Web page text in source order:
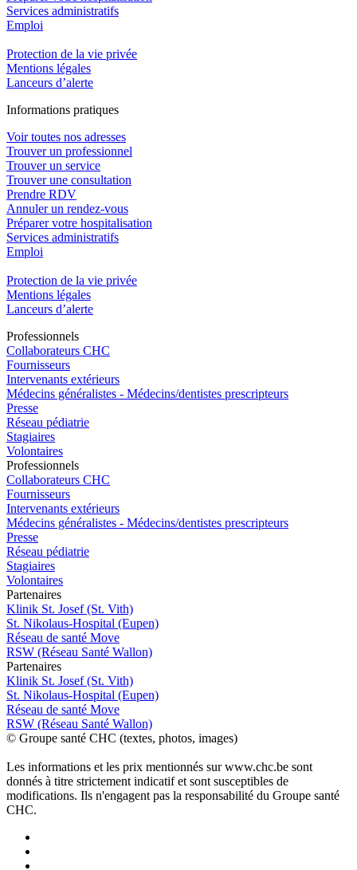
Services administratifs
Emploi​
Protection de la vie privée
Mentions légales
Lanceurs d’alerte
Informations pratiques
Voir toutes nos adresses
Trouver un professionnel
Trouver un service
Trouver une consultation
Prendre RDV
Annuler un rendez-vous
Préparer votre hospitalisation
Services administratifs
Emploi​
Protection de la vie privée
Mentions légales
Lanceurs d’alerte
Professionnels
Collaborateurs CHC
Fournisseurs
Intervenants extérieurs
Médecins généralistes - Médecins/dentistes prescripteurs
Presse
Réseau pédiatrie
Stagiaires
Volontaires
Professionnels
Collaborateurs CHC
Fournisseurs
Intervenants extérieurs
Médecins généralistes - Médecins/dentistes prescripteurs
Presse
Réseau pédiatrie
Stagiaires
Volontaires
Partenaires
Klinik St. Josef (St. Vith)
St. Nikolaus-Hospital (Eupen)
Réseau de santé Move
RSW (Réseau Santé Wallon)
Partenaires
Klinik St. Josef (St. Vith)
St. Nikolaus-Hospital (Eupen)
Réseau de santé Move
RSW (Réseau Santé Wallon)
© Groupe santé CHC (textes, photos, images)
Les informations et les prix mentionnés sur www.chc.be sont
donnés à titre strictement indicatif et sont susceptibles de
modifications. Ils n'engagent pas la responsabilité du Groupe santé
CHC.